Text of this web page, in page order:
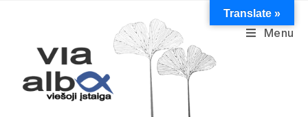
Menu
Translate »